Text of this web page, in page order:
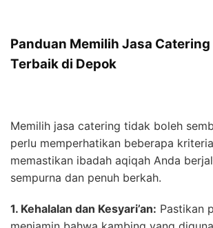
Panduan Memilih Jasa
Terbaik di Depok
Memilih jasa catering tidak boleh
perlu memperhatikan beberapa
memastikan ibadah aqiqah Anda
sempurna dan penuh berkah.
1. Kehalalan dan Kesyari’an: Pastikan